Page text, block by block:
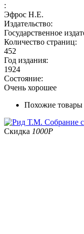
:
Эфрос Н.Е.
Издательство:
Государственное
Количество страниц:
452
Год издания:
1924
Состояние:
Очень хорошее
Похожие товары
Скидка 1000Р